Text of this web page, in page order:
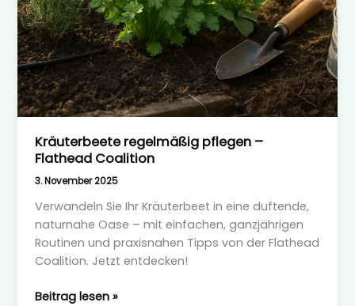
Kräuterbeete regelmäßig pflegen –
Flathead Coalition
3. November 2025
Verwandeln Sie Ihr Kräuterbeet in eine duftende,
naturnahe Oase – mit einfachen, ganzjährigen
Routinen und praxisnahen Tipps von der Flathead
Coalition. Jetzt entdecken!
Kräuterbeete
Beitrag lesen »